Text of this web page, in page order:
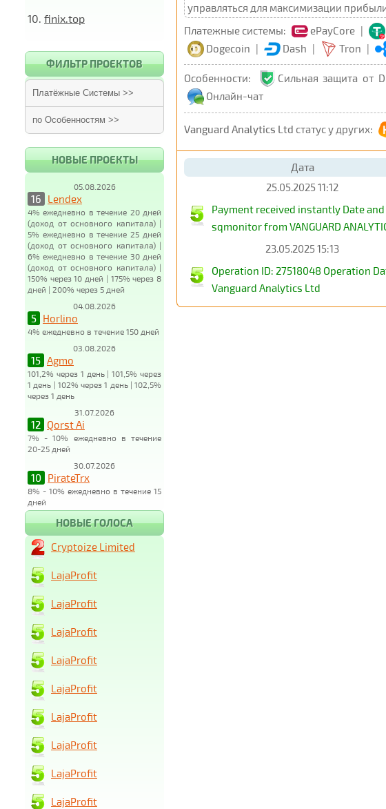
10. finix.top
ФИЛЬТР ПРОЕКТОВ
Платёжные Системы >>
по Особенностям >>
НОВЫЕ ПРОЕКТЫ
05.08.2026
16 Lendex
4% ежедневно в течение 20 дней
(доход от основного капитала) |
5% ежедневно в течение 25 дней
(доход от основного капитала) |
6% ежедневно в течение 30 дней
(доход от основного капитала) |
150% через 10 дней | 175% через 8
дней | 200% через 5 дней
04.08.2026
5 Horlino
4% ежедневно в течение 150 дней
03.08.2026
15 Agmo
101,2% через 1 день | 101,5% через
1 день | 102% через 1 день | 102,5%
через 1 день
31.07.2026
12 Qorst Ai
7% - 10% ежедневно в течение
20-25 дней
30.07.2026
10 PirateTrx
8% - 10% ежедневно в течение 15
дней
управляться для максимизации
Платежные системы:
ePayCore |
Dogecoin | Dash | Tron |
Особенности: Сильная защита от
Онлайн-чат
Vanguard Analytics Ltd статус у других:
Дата
25.05.2025 11:12
Payment received instantly Date
sqmonitor from VANGUARD
23.05.2025 15:13
Operation ID: 27518048 Operation
Vanguard Analytics Ltd
НОВЫЕ ГОЛОСА
Cryptoize Limited
LajaProfit
LajaProfit
LajaProfit
LajaProfit
LajaProfit
LajaProfit
LajaProfit
LajaProfit
LajaProfit